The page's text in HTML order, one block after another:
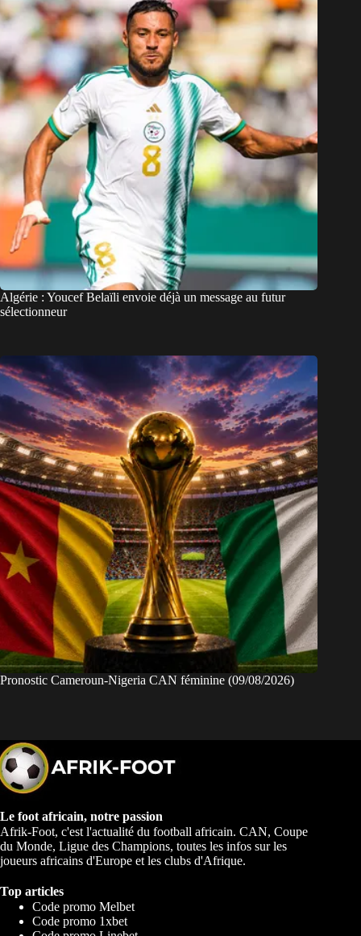
Algérie : Youcef Belaïli envoie déjà un message au futur
sélectionneur
Pronostic Cameroun-Nigeria CAN féminine (09/08/2026)
Le foot africain, notre passion
Afrik-Foot, c'est l'actualité du football africain. CAN, Coupe
du Monde, Ligue des Champions, toutes les infos sur les
joueurs africains d'Europe et les clubs d'Afrique.
Top articles
Code promo Melbet
Code promo 1xbet